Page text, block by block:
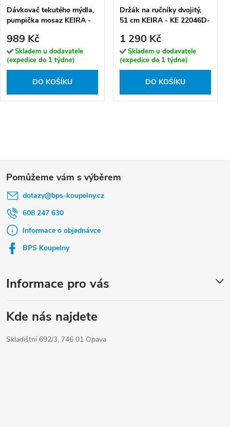
Dávkovač tekutého mýdla,
pumpička mosaz KEIRA -
989 Kč
Skladem u dodavatele
(expedice do 1 týdne)
DO KOŠÍKU
Držák na ručníky dvojitý,
51 cm KEIRA - KE 22046D-
1 290 Kč
Skladem u dodavatele
(expedice do 1 týdne)
DO KOŠÍKU
dotazy@bps-koupelny.cz
608 247 630
Informace o objednávce
BPS Koupelny
Informace pro vás
Kde nás najdete
Skladištní 692/3, 746 01 Opava